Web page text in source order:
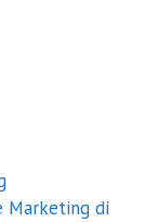
Marketing di